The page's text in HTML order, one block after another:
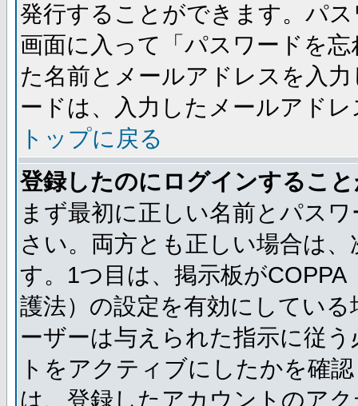
発行することができます。パ
画面に入って「パスワードを
た名前とメールアドレスを入
ードは、入力したメールアド
トップに戻る
登録したのにログインするこ
まず最初に正しい名前とパス
さい。両方とも正しい場合は
す。1つ目は、掲示板が
護法）の設定を有効にしてい
ーザーは与えられた指示に従
トをアクティブにしたかを確
は、登録したアカウントのア